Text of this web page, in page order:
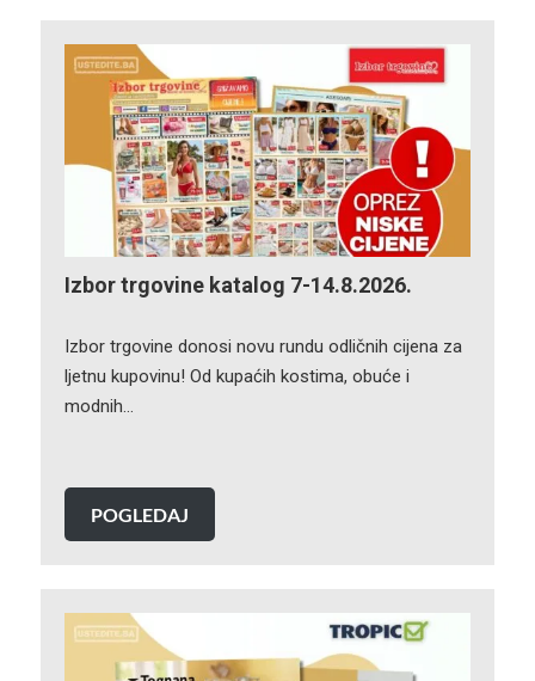
Izbor trgovine katalog 7-14.8.2026.
Izbor trgovine donosi novu rundu odličnih cijena za
ljetnu kupovinu! Od kupaćih kostima, obuće i
modnih…
POGLEDAJ